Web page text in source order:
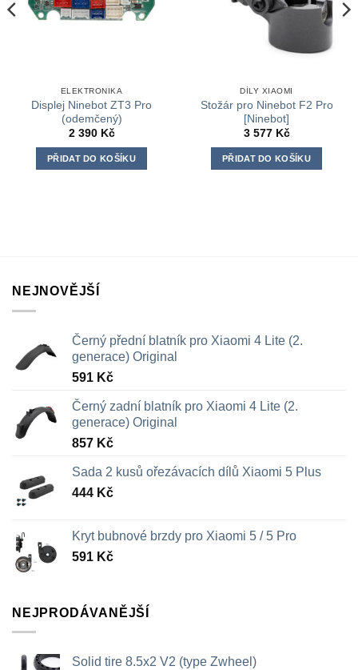
ELEKTRONIKA
Displej Ninebot ZT3 Pro
(odemčený)
2 390 Kč
PŘIDAT DO KOŠÍKU
DÍLY XIAOMI
Stožár pro Ninebot F2 Pro
[Ninebot]
3 577 Kč
PŘIDAT DO KOŠÍKU
NEJNOVĚJŠÍ
Černý přední blatník pro Xiaomi 4 Lite (2.
generace) Original
591 Kč
Černý zadní blatník pro Xiaomi 4 Lite (2.
generace) Original
857 Kč
Sada 2 kusů ořezávacích dílů Xiaomi 5 Plus
444 Kč
Kryt bubnové brzdy pro Xiaomi 5 / 5 Pro
591 Kč
NEJPRODÁVANĚJŠÍ
Solid tire 8.5x2 V2 (type Zwheel)